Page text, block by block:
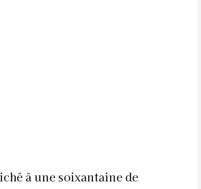
à une soixantaine de